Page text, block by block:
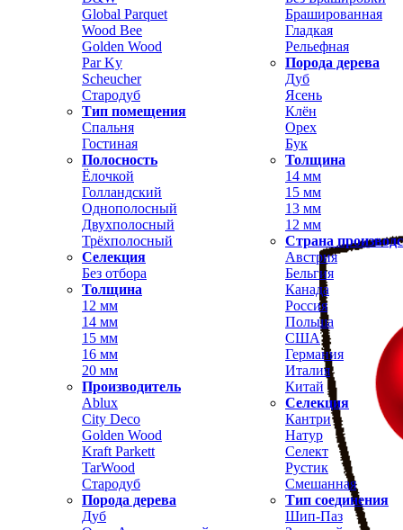
Global Parquet
Wood Bee
Golden Wood
Par Ky
Scheucher
Стародуб
Тип помещения
Спальня
Гостиная
Полосность
Ёлочкой
Голландский
Однополосный
Двухполосный
Трёхполосный
Селекция
Без отбора
Брашированная
Гладкая
Рельефная
Порода дерева
Дуб
Ясень
Клён
Орех
Бук
Толщина
14 мм
15 мм
13 мм
12 мм
Страна
Австрия
Бельгия
Толщина
12 мм
14 мм
15 мм
16 мм
20 мм
Производитель
Ablux
City Deco
Golden Wood
Kraft Parkett
TarWood
Стародуб
Порода дерева
Дуб
Канада
Россия
Польша
США
Германия
Италия
Китай
Селекция
Кантри
Натур
Селект
Рустик
Смешанная
Тип соединения
Шип-Паз